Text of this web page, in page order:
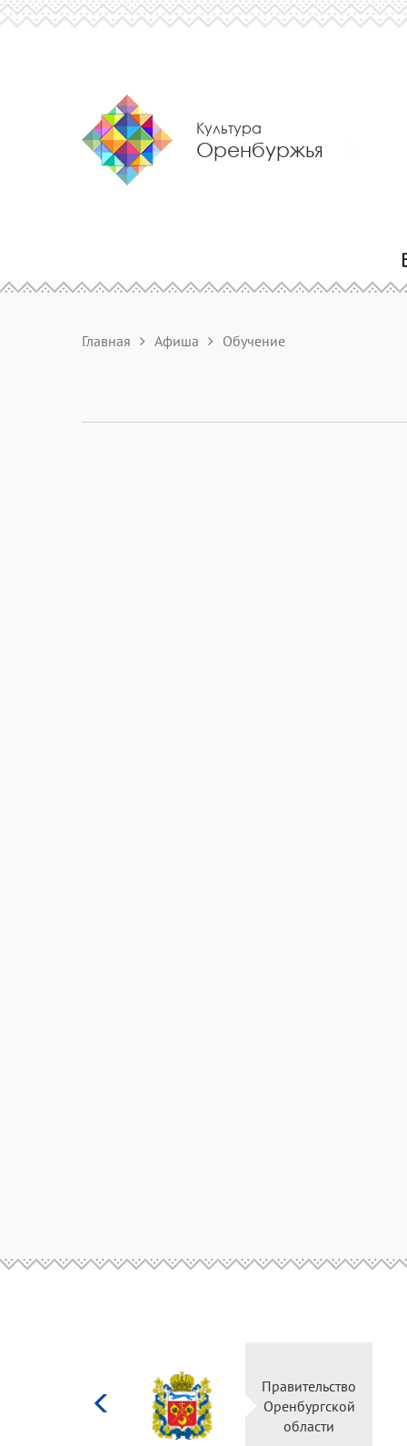
Культура
Оренбуржья
Главная Афиша Обучение
Министерство
культуры
Российской
федерации